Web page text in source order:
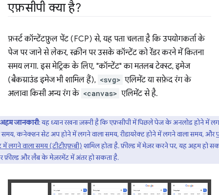
एफ़सीपी क्या है?
फ़र्स्ट कॉन्टेंटफ़ुल पेंट (FCP) से, यह पता चलता है कि उपयोगकर्ता के
पेज पर जाने से लेकर, स्क्रीन पर उसके कॉन्टेंट को रेंडर करने में कितना
समय लगा. इस मेट्रिक के लिए, "कॉन्टेंट" का मतलब टेक्स्ट, इमेज
(बैकग्राउंड इमेज भी शामिल हैं), <svg> एलिमेंट या सफ़ेद रंग के
अलावा किसी अन्य रंग के <canvas> एलिमेंट से है.
अहम जानकारी: यह ध्यान रखना ज़रूरी है कि एफ़सीपी में पिछले पेज के अनलोड होने में
समय, कनेक्शन सेट अप होने में लगने वाला समय, रीडायरेक्ट होने में लगने वाला समय, और
में लगने वाला समय (टीटीएफ़बी) शामिल होता है. फ़ील्ड में मेज़र करने पर, यह अहम हो
फ़ील्ड और लैब के मेज़रमेंट में अंतर हो सकता है.